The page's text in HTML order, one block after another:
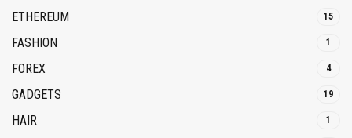
ETHEREUM 15
FASHION 1
FOREX 4
GADGETS 19
HAIR 1